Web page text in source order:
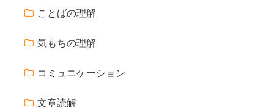
ことばの理解
気もちの理解
コミュニケーション
文章読解